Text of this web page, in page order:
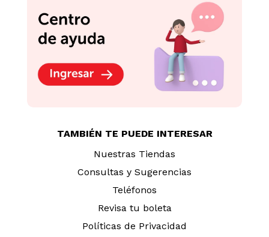
TAMBIÉN TE PUEDE INTERESAR
Nuestras Tiendas
Consultas y Sugerencias
Teléfonos
Revisa tu boleta
Políticas de Privacidad